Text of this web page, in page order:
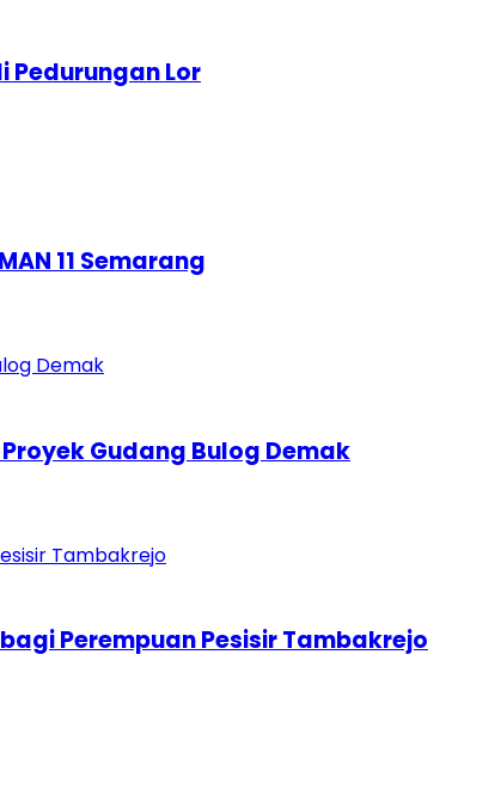
Pedurungan Lor
11 Semarang
Gudang Bulog Demak
Perempuan Pesisir Tambakrejo